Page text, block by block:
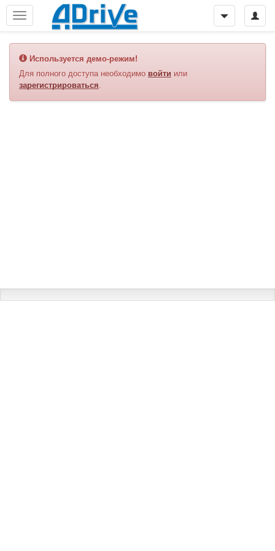
Используется демо-режим!
Для полного доступа необходимо войти или
зарегистрироваться.